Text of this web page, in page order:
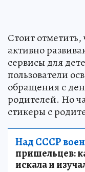
Стоит
активно
сервисы для
пользователи
обращения с
родителей. Но
стикеры с
Над СССР
пришельцев:
искала и